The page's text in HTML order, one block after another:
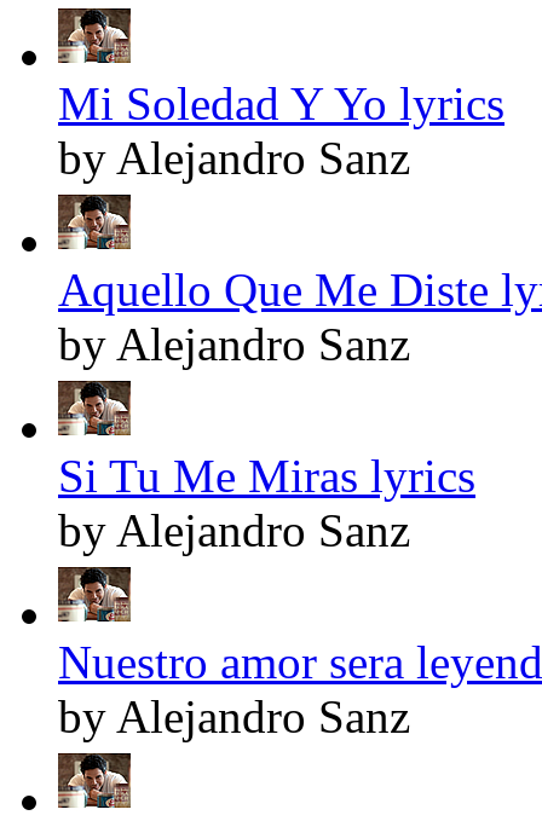
Mi Soledad Y Yo lyrics
by Alejandro Sanz
Aquello Que Me Diste
by Alejandro Sanz
Si Tu Me Miras lyrics
by Alejandro Sanz
Nuestro amor sera
by Alejandro Sanz